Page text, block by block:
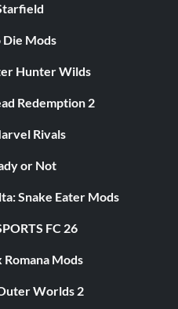
Die Mods
Hunter Wilds
Redemption 2
Rivals
or Not
Snake Eater Mods
FC 26
Romana Mods
Worlds 2